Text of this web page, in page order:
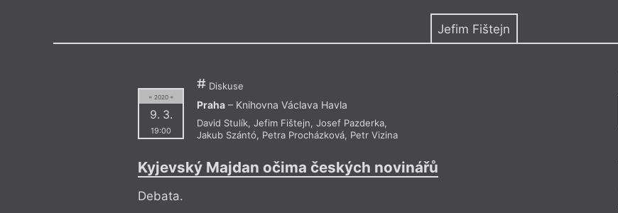
Jefim Fištejn
= 2020 =
9. 3.
19:00
Diskuse
Praha– Knihovna Václava Havla
David Stulík, Jefim Fištejn, Josef Pazderka,
Jakub Szántó, Petra Procházková, Petr Vizina
Kyjevský Majdan očima českých novinářů
Debata.